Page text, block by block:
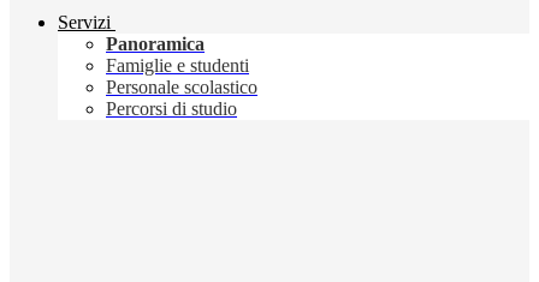
Servizi
Panoramica
Famiglie e studenti
Personale scolastico
Percorsi di studio